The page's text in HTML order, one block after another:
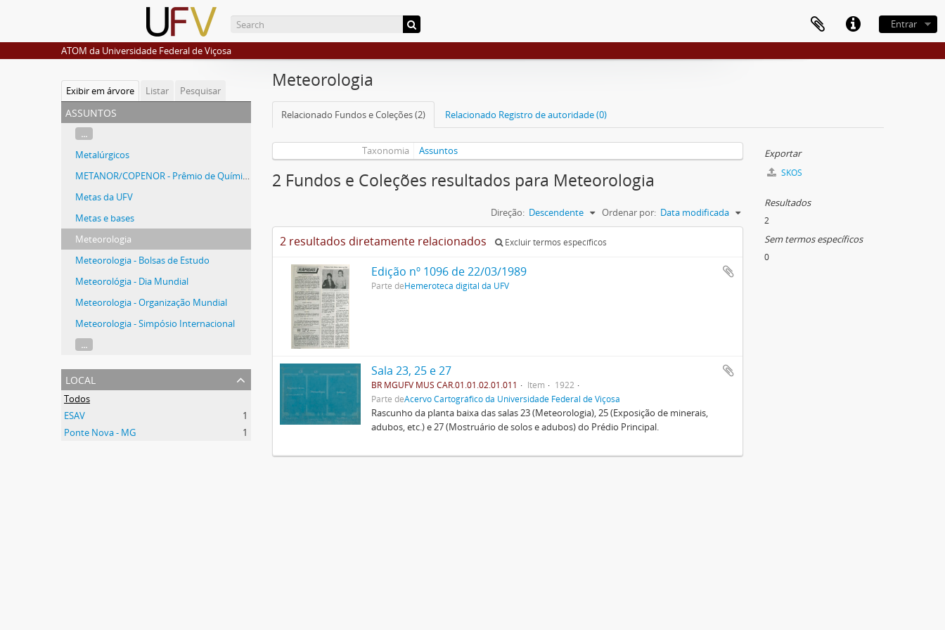
Entrar
ATOM da Universidade Federal de Viçosa
Exibir em árvore Listar Pesquisar
assuntos
...
Metalúrgicos
METANOR/COPENOR - Prêmio de Química
Metas da UFV
Metas e bases
Meteorologia
Meteorologia - Bolsas de Estudo
Meteorológia - Dia Mundial
Meteorologia - Organização Mundial
Meteorologia - Simpósio Internacional
...
local
Todos
ESAV
1
Ponte Nova - MG
1
Meteorologia
Relacionado Fundos e Coleções (2) Relacionado Registro de autoridade (0)
Taxonomia Assuntos
2 Fundos e Coleções resultados para Meteorologia
Ordenar por: Data modificada
Direção: Descendente
2 resultados diretamente relacionados Excluir termos específicos
Edição nº 1096 de 22/03/1989
Parte deHemeroteca digital da UFV
Sala 23, 25 e 27
BR MGUFV MUS CAR.01.01.02.01.011 Item
1922
Parte deAcervo Cartográfico da Universidade Federal de Viçosa
Rascunho da planta baixa das salas 23 (Meteorologia), 25 (Exposição de minerais,
adubos, etc.) e 27 (Mostruário de solos e adubos) do Prédio Principal.
Exportar
SKOS
Resultados
2
Sem termos específicos
0